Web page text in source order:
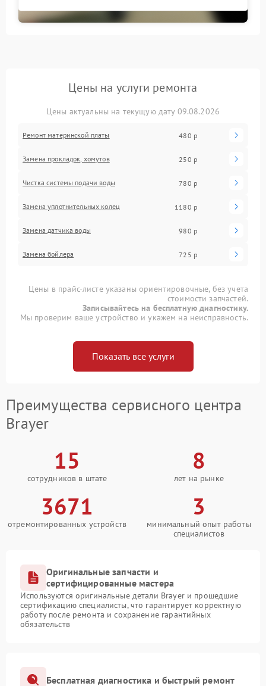
Цены на услуги ремонта
Цены актуальны на текущую дату 09.08.2026
Ремонт материнской платы 480 р
Замена прокладок, хомутов 250 р
Чистка системы подачи воды 780 р
Замена уплотнительных колец 1180 р
Замена датчика воды 980 р
Замена бойлера 725 р
Цены в прайс-листе указаны ориентировочные, без учета
стоимости запчастей.
Записывайтесь на бесплатную диагностику.
Мы проверим ваше устройство и укажем на неисправность.
Показать все услуги
Преимущества сервисного центра
Brayer
15
сотрудников в штате
8
лет на рынке
3671
отремонтированных устройств
3
минимальный опыт работы
специалистов
Оригинальные запчасти и
сертифицированные мастера
Используются оригинальные детали Brayer и прошедшие
сертификацию специалисты, что гарантирует корректную
работу после ремонта и сохранение гарантийных
обязательств
Бесплатная диагностика и быстрый ремонт